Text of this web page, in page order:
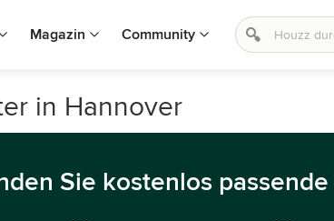
Magazin Community
in Hannover
Sie kostenlos